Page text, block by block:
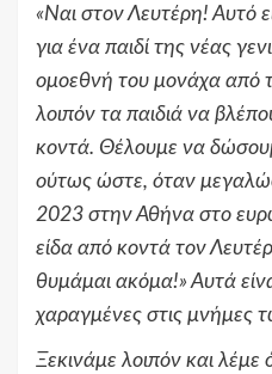
«Ναι στον Λευτέρη! Αυτό
για ένα παιδί της νέας
ομοεθνή του μονάχα από
λοιπόν τα παιδιά να
κοντά. Θέλουμε να
ούτως ώστε, όταν
2023 στην Αθήνα στο
είδα από κοντά τον
θυμάμαι ακόμα!»Αυτά
χαραγμένες στις μνήμες
Ξεκινάμε λοιπόν και λέμε